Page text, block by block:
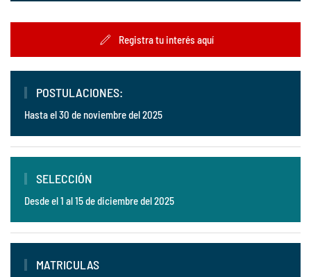
Registra tu interés aquí
POSTULACIONES:
Hasta el 30 de noviembre del 2025
SELECCIÓN
Desde el 1 al 15 de diciembre del 2025
MATRICULAS